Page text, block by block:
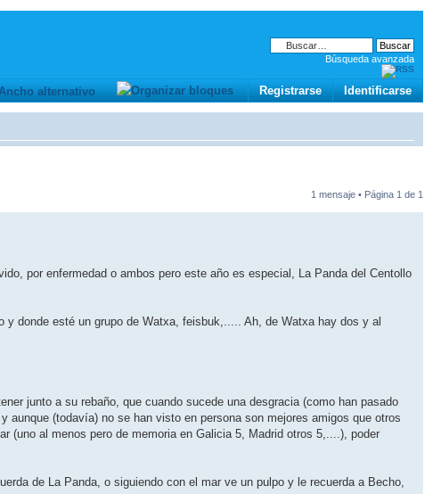
Búsqueda avanzada
Identificarse
Registrarse
1 mensaje • Página 1 de 1
por enfermedad o ambos pero este año es especial, La Panda del Centollo
donde esté un grupo de Watxa, feisbuk,..... Ah, de Watxa hay dos y al
junto a su rebaño, que cuando sucede una desgracia (como han pasado
(todavía) no se han visto en persona son mejores amigos que otros
(uno al menos pero de memoria en Galicia 5, Madrid otros 5,....), poder
de La Panda, o siguiendo con el mar ve un pulpo y le recuerda a Becho,